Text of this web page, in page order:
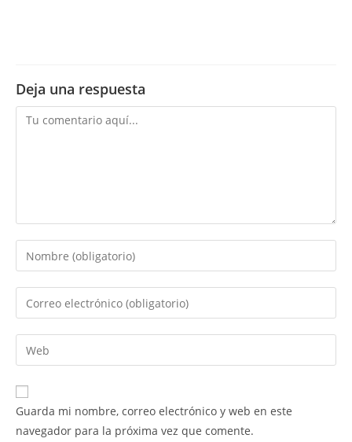
Deja una respuesta
Comentario
Introduce
tu
nombre
de
usuario
para
comentar
Introduce
tu
dirección
de
electrónico
para
comentar
Introduce
la
URL
de
Guarda mi nombre, correo electrónico y web en este
navegador para la próxima vez que comente.